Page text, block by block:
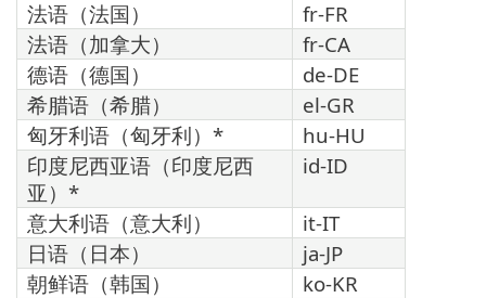
法语（法国）
fr-FR
法语（加拿大）
fr-CA
德语（德国）
de-DE
希腊语（希腊）
el-GR
匈牙利语（匈牙利）*
hu-HU
印度尼西亚语（印度尼西
亚）*
id-ID
意大利语（意大利）
it-IT
日语（日本）
ja-JP
朝鲜语（韩国）
ko-KR